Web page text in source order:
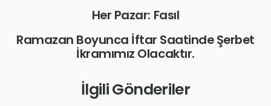
Her Pazar: Fasıl
Ramazan Boyunca İftar Saatinde Şerbet
İkramımız Olacaktır.
İlgili Gönderiler